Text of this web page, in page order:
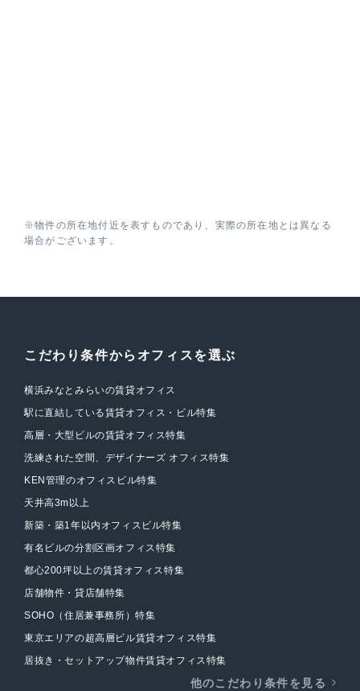
※物件の所在地付近を表すものであり、実際の所在地とは異なる
場合がございます。
こだわり条件からオフィスを選ぶ
横浜みなとみらいの賃貸オフィス
駅に直結している賃貸オフィス・ビル特集
高層・大型ビルの賃貸オフィス特集
洗練された空間、デザイナーズ オフィス特集
KEN管理のオフィスビル特集
天井高3m以上
新築・築1年以内オフィスビル特集
有名ビルの分割区画オフィス特集
都心200坪以上の賃貸オフィス特集
店舗物件・貸店舗特集
SOHO（住居兼事務所）特集
東京エリアの超高層ビル賃貸オフィス特集
居抜き・セットアップ物件賃貸オフィス特集
他のこだわり条件を見る